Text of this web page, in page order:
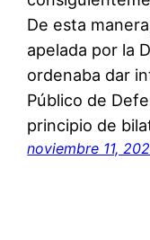
De esta
apelada por la
ordenaba dar
Público de
principio de
noviembre 11,